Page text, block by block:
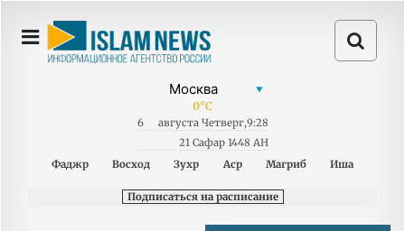
0°C
6 августа Четверг,9:28
21 Сафар 1448 AH
Фаджр
Восход Зухр Аср Магриб Иша
Подписаться на расписание